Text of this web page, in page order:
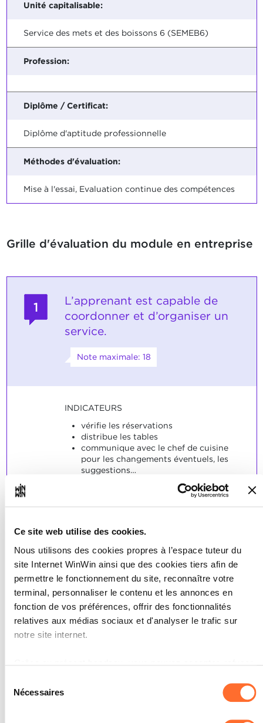
Ce site web utilise des cookies.
Nous utilisons des cookies propres à l’espace tuteur du
site Internet WinWin ainsi que des cookies tiers afin de
permettre le fonctionnement du site, reconnaître votre
terminal, personnaliser le contenu et les annonces en
fonction de vos préférences, offrir des fonctionnalités
relatives aux médias sociaux et d'analyser le trafic sur
notre site internet.
l’exception des cookies strictement nécessaires au
fonctionnement du site. Une description des différents
cookies est accessible sous l’onglet « Détails » ci-dessus.
Nécessaires
Unité capitalisable:
Service des mets et des boissons 6 (SEMEB6)
Profession:
Diplôme / Certificat:
Diplôme d'aptitude professionnelle
Méthodes d'évaluation:
Mise à l'essai, Evaluation continue des compétences
Grille d'évaluation du module en entreprise
1
L’apprenant est capable de
coordonner et d’organiser un
service.
Note maximale: 18
INDICATEURS
vérifie les réservations
distribue les tables
communique avec le chef de cuisine
pour les changements éventuels, les
suggestions…
contrôle la mise en place
SOCLES
2
L’apprenant est capable
d’assurer le service de son
rang.